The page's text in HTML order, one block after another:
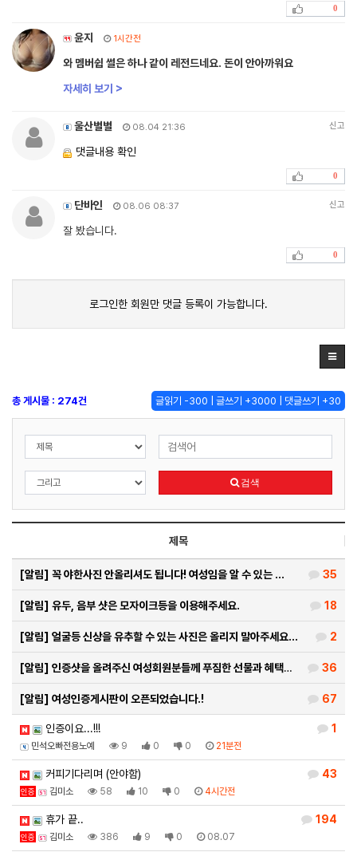
0
윤지 1시간전
와 멤버쉽 썰은 하나 같이 레전드네요. 돈이 안아까워요
자세히 보기 >
울산별별 08.04 21:36 신고
댓글내용 확인
0
단바인 08.06 08:37 신고
잘 봤습니다.
0
로그인한 회원만 댓글 등록이 가능합니다.
글읽기 -300 | 글쓰기 +3000 | 댓글쓰기 +30
총 게시물 : 274건
검색
제목
35
[알림] 꼭 야한사진 안올리셔도 됩니다! 여성임을 알 수 있는 …
18
[알림] 유두, 음부 샷은 모자이크등을 이용해주세요.
2
[알림] 얼굴등 신상을 유추할 수 있는 사진은 올리지 말아주세요…
36
[알림] 인증샷을 올려주신 여성회원분들께 푸짐한 선물과 혜택을 …
67
[알림] 여성인증게시판이 오픈되었습니다.!
1
인증이요...!!!
민석오빠전용노예 9 0 0 21분전
43
커피기다리며 (안야함)
인증 김미소 58 10 0 4시간전
194
휴가 끝..
인증 김미소 386 9 0 08.07